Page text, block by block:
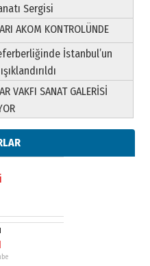
Sergisi
AKOM KONTROLÜNDE
İstanbul’un
VAKFI SANAT GALERİSİ
Şirin’e